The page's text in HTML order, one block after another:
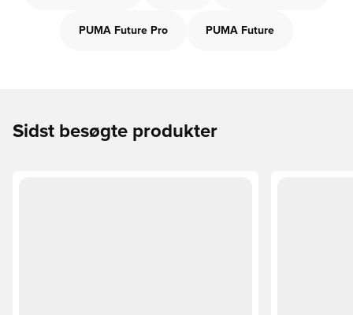
PUMA Future Pro PUMA Future
Sidst besøgte produkter